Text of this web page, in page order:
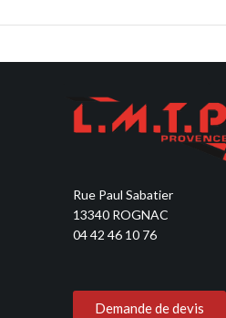
Rue Paul Sabatier
13340 ROGNAC
04 42 46 10 76
Demande de devis